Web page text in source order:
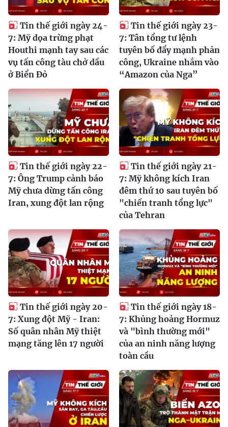
Tin thế giới ngày 24-
7: Mỹ dọa trừng phạt
Houthi mạnh tay sau các
vụ tấn công tàu chở dầu
ở Biển Đỏ
Tin thế giới ngày 23-
7: Tân tổng tư lệnh
tuyên bố đẩy mạnh phản
công, Ukraine nhắm vào
“Amazon của Nga”
Tin thế giới ngày 22-
7: Ông Trump cảnh báo
Mỹ chưa dừng tấn công
Iran, xung đột lan rộng
Tin thế giới ngày 21-
7: Mỹ không kích Iran
đêm thứ 10 sau tuyên bố
"chiến tranh tổng lực"
của Tehran
Tin thế giới ngày 20-
7: Xung đột Mỹ - Iran:
Số quân nhân Mỹ thiệt
mạng tăng lên 17 người
Tin thế giới ngày 18-
7: Khủng hoảng Hormuz
và "bình thường mới"
của an ninh năng lượng
toàn cầu